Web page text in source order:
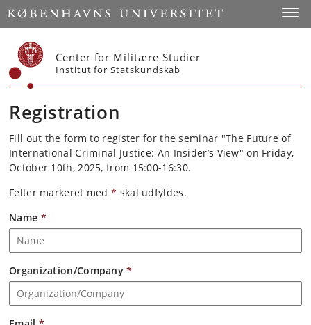
Start
Center for Militære Studier
Institut for Statskundskab
Registration
Fill out the form to register for the seminar "The Future of
International Criminal Justice: An Insider’s View" on Friday,
October 10th, 2025, from 15:00-16:30.
Felter markeret med* skal udfyldes.
Name *
Organization/Company*